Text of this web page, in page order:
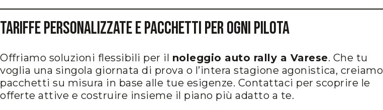
Tariffe Personalizzate e Pacchetti per Ogni Pilota
Offriamo soluzioni flessibili per il noleggio auto rally a Varese. Che tu
voglia una singola giornata di prova o l’intera stagione agonistica, creiamo
pacchetti su misura in base alle tue esigenze. Contattaci per scoprire le
offerte attive e costruire insieme il piano più adatto a te.